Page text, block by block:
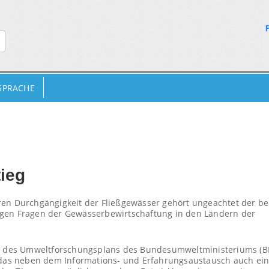
Durchgängigkeit der Fließgewässer gehört ungeachtet der
Fragen der Gewässerbewirtschaftung in den Ländern der
Umweltforschungsplans des Bundesumweltministeriums
neben dem Informations- und Erfahrungsaustausch auch